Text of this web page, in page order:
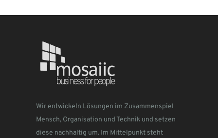
Wir entwickeln Lösungen im Zusammenspiel
Mensch, Organisation und Technik und setzen
diese nachhaltig um. Im Mittelpunkt steht